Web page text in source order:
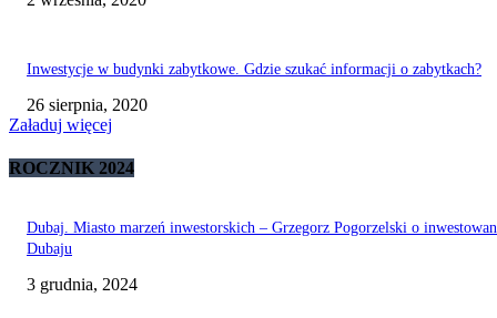
Inwestycje w budynki zabytkowe. Gdzie szukać informacji o zabytkach?
26 sierpnia, 2020
Załaduj więcej
ROCZNIK 2024
Dubaj. Miasto marzeń inwestorskich – Grzegorz Pogorzelski o
Dubaju
3 grudnia, 2024